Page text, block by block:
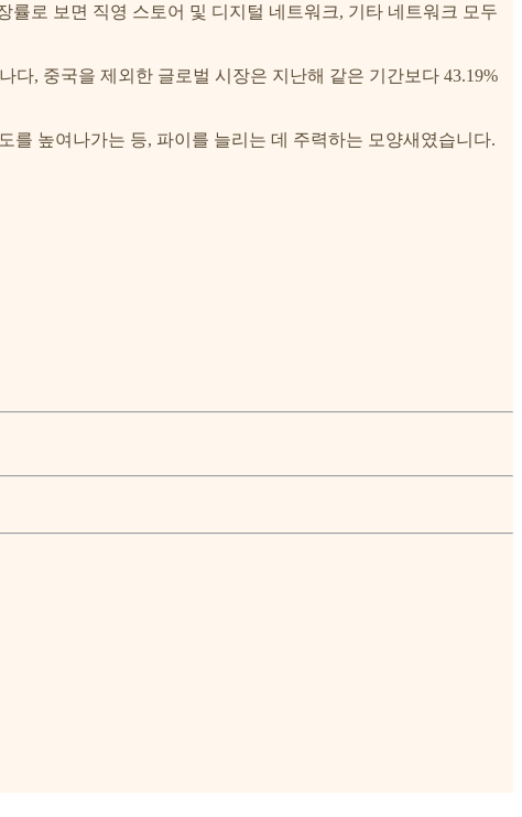
률로 보면 직영 스토어 및 디지털 네트워크, 기타 네트워크 모두
다, 중국을 제외한 글로벌 시장은 지난해 같은 기간보다 43.19%
를 높여나가는 등, 파이를 늘리는 데 주력하는 모양새였습니다.